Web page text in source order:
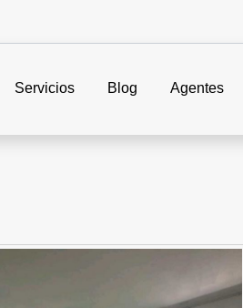
Servicios Blog Agentes